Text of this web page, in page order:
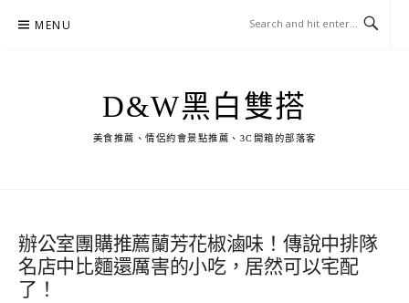
MENU
D&W黑白雙搭
美食推薦、情侶約會景點推薦、3C開箱的部落客
辦公室團購推薦蘭芳花椒滷味！傳說中排隊
名店中比麵還厲害的小吃，居然可以宅配
了！